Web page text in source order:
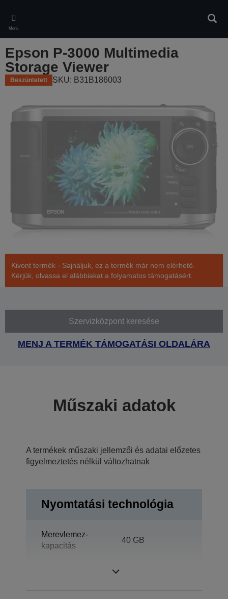
main
content
Menü
Epson P-3000 Multimedia
Storage Viewer
Beszüntetett SKU: B31B186003
Kivont termék - Sajnáljuk, ez a termék már nem elérhető.
Kérjük, olvassa el alábbiakat a folyamatos támogatásért.
Szervizközpont keresése
MENJ A TERMÉK TÁMOGATÁSI OLDALÁRA
Műszaki adatok
A termékek műszaki jellemzői és adatai előzetes
figyelmeztetés nélkül változhatnak
Nyomtatási technológia
Merevlemez-
kapacitás
40 GB